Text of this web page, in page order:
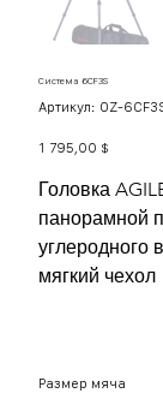
Система 6CF3S
Артикул: Артикул:
OZ-
OZ-
Цена
1 795,00 $
Головка
панорамной
углеродного
мягкий чехол
Размер мяча